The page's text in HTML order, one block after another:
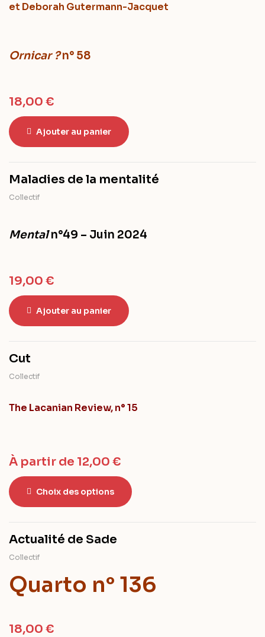
et Deborah Gutermann-Jacquet
Ornicar ?n° 58
18,00 €
Ajouter au panier
Maladies de la mentalité
Collectif
Mentaln°49 – Juin 2024
19,00 €
Ajouter au panier
Cut
Collectif
The Lacanian Review, n° 15
À partir de 12,00 €
Choix des options
Actualité de Sade
Collectif
Quarto n° 136
18,00 €